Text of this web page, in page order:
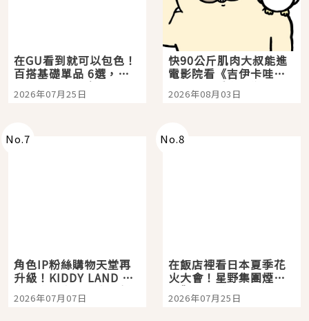
在GU看到就可以包色！
百搭基礎單品 6選，閉
眼全收也不心疼
2026年07月25日
快90公斤肌肉大叔能進
電影院看《吉伊卡哇》
嗎？日本重金屬樂團
「打首」會長與nagano
2026年08月03日
No.7
角色IP粉絲購物天堂再
升級！KIDDY LAND 原
宿店吉伊卡哇迎客，新
開幕 OMOKADO 店3分
2026年07月07日
No.8
在飯店裡看日本夏季花
火大會！星野集團煙火
景觀飯店6選，讓你不用
人擠人悠閒欣賞
2026年07月25日